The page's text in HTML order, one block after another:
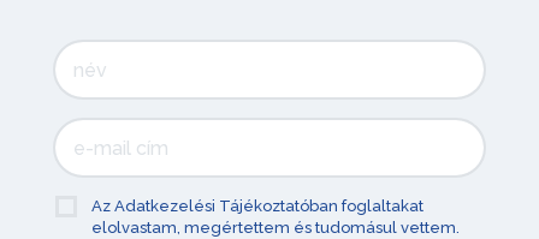
Az Adatkezelési Tájékoztatóban foglaltakat
elolvastam, megértettem és tudomásul vettem.